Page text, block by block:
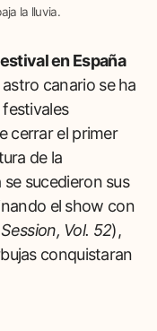
la lluvia.
en España
astro canario se ha
cerrar el primer
de la
sucedieron sus
el show con
Vol. 52),
conquistaran